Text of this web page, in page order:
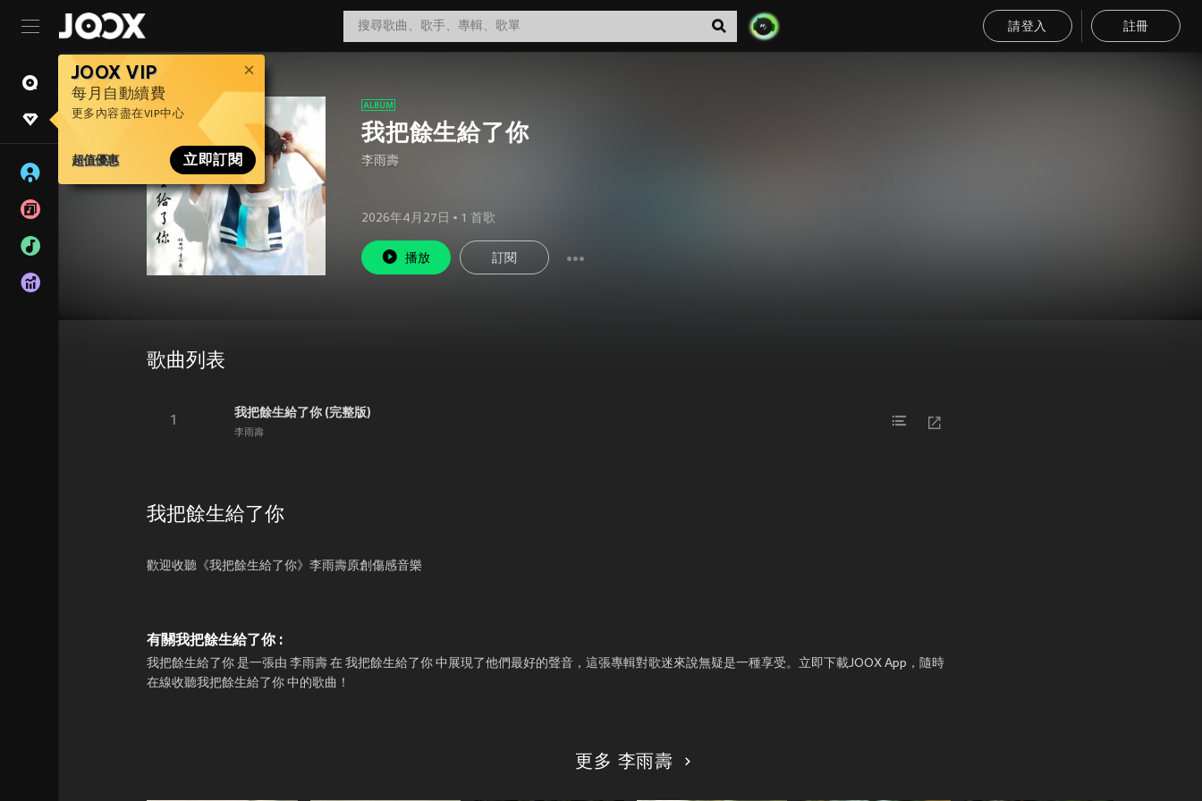
請登入 註冊
JOOX VIP
每月自動續費
更多內容盡在VIP中心
超值優惠 立即訂閱
我把餘生給了你
李雨壽
2026年4月27日 • 1 首歌
播放 訂閱
歌曲列表
1
我把餘生給了你 (完整版)
李雨壽
我把餘生給了你
歡迎收聽《我把餘生給了你》李雨壽原創傷感音樂
有關我把餘生給了你 :
我把餘生給了你 是一張由 李雨壽 在 我把餘生給了你 中展現了他們最好的聲音，這張專輯對歌迷來說無疑是一種享受。立即下載JOOX App，隨時
在線收聽我把餘生給了你 中的歌曲！
更多 李雨壽